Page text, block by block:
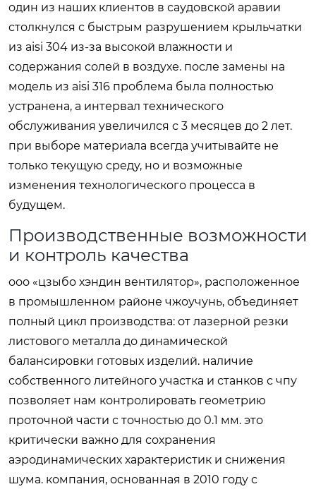
один из наших клиентов в саудовской аравии
столкнулся с быстрым разрушением крыльчатки
из aisi 304 из-за высокой влажности и
содержания солей в воздухе. после замены на
модель из aisi 316 проблема была полностью
устранена, а интервал технического
обслуживания увеличился с 3 месяцев до 2 лет.
при выборе материала всегда учитывайте не
только текущую среду, но и возможные
изменения технологического процесса в
будущем.
Производственные возможности
и контроль качества
ооо «цзыбо хэндин вентилятор», расположенное
в промышленном районе чжоучунь, объединяет
полный цикл производства: от лазерной резки
листового металла до динамической
балансировки готовых изделий. наличие
собственного литейного участка и станков с чпу
позволяет нам контролировать геометрию
проточной части с точностью до 0.1 мм. это
критически важно для сохранения
аэродинамических характеристик и снижения
шума. компания, основанная в 2010 году с